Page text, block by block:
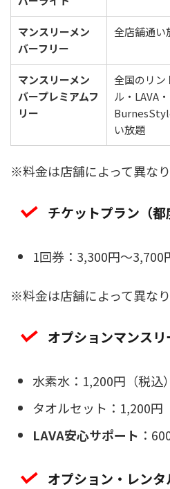
マンスリーメン
バーフリー
全店舗通い
マンスリーメン
バープレミアムフ
リー
全国のリン
ル・LAVA・
い放題
※料金は店舗によって異なり
チケットプラン（都
1回券：3,300円～3,700
※料金は店舗によって異なり
オプションマンスリ
水素水：1,200円（税込
タオルセット：1,200円
LAVA安心サポート ：
オプション・レンタ